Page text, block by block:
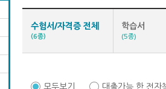
수험서/자격증 전체
(6종)
학습서
(5종)
모두보기 대출가능 한 전자